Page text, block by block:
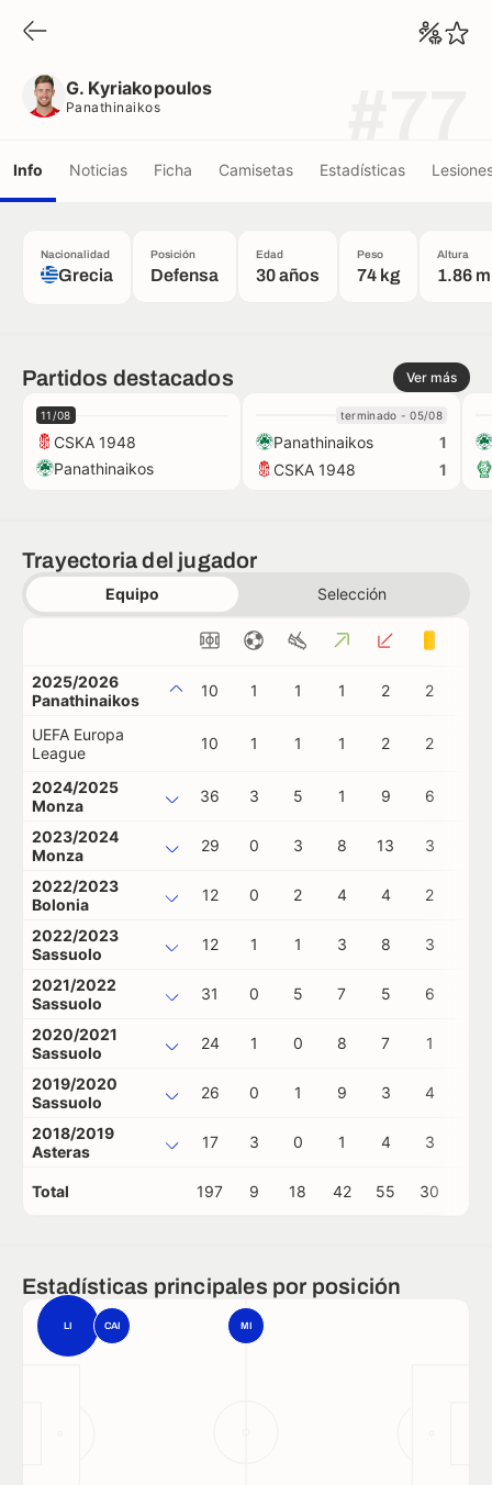
G. Kyriakopoulos
Panathinaikos
Info Noticias Ficha Camisetas Estadísticas
Nacionalidad
Grecia
Posición
Defensa
Edad
30 años
Peso
74 kg
Altura
1.86 m
Partidos destacados Ver más
11/08
CSKA 1948
Panathinaikos
terminado - 05/08
Panathinaikos
1
CSKA 1948
1
Trayectoria del jugador
Equipo Selección
2025/2026
Panathinaikos
10 1 1 1 2 2
UEFA Europa
League
10 1 1 1 2 2
2024/2025
Monza
36 3 5 1 9 6
2023/2024
Monza
29 0 3 8 13 3
2022/2023
Bolonia
12 0 2 4 4 2
2022/2023
Sassuolo
12 1 1 3 8 3
2021/2022
Sassuolo
31 0 5 7 5 6
2020/2021
Sassuolo
24 1 0 8 7 1
2019/2020
Sassuolo
26 0 1 9 3 4
2018/2019
Asteras
17 3 0 1 4 3
Total 197 9 18 42 55 30
Estadísticas principales por posición
LI MI
CAI